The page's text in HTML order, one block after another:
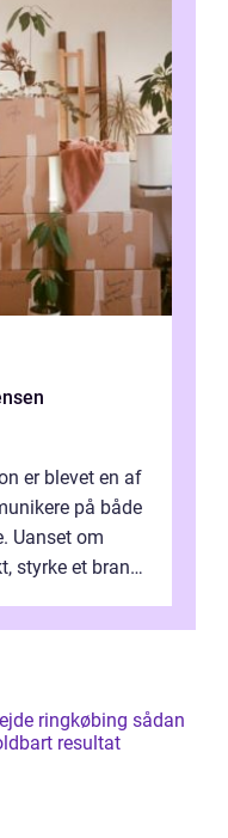
er blevet en af
på både
Uanset om
styrke et brand,
ringkøbing sådan
resultat